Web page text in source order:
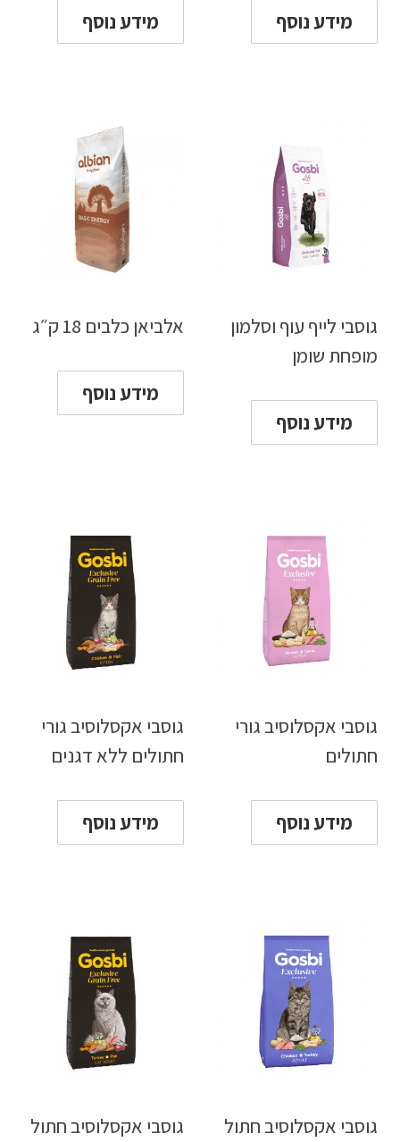
מידע נוסף מידע נוסף
גוסבי לייף עוף וסלמון
מופחת שומן
מידע נוסף
אלביאן כלבים 18 ק״ג
מידע נוסף
גוסבי אקסלוסיב גורי
חתולים
מידע נוסף
גוסבי אקסלוסיב גורי
חתולים ללא דגנים
מידע נוסף
גוסבי אקסלוסיב חתול
גוסבי אקסלוסיב חתול